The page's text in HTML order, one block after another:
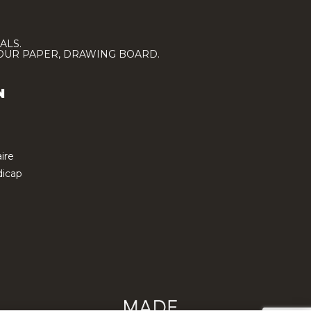
PAPER, DRAWING BOARD.